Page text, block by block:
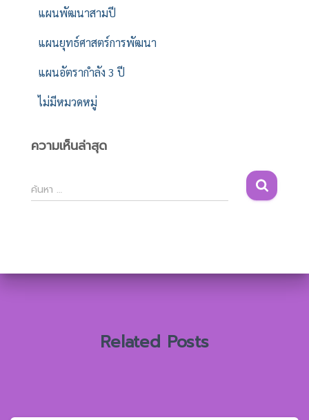
แผนพัฒนาสามปี
แผนยุทธ์ศาสตร์การพัฒนา
แผนอัตรากำลัง 3 ปี
ไม่มีหมวดหมู่
ความเห็นล่าสุด
ค้
น
ห
ค้นหา …
Related Posts